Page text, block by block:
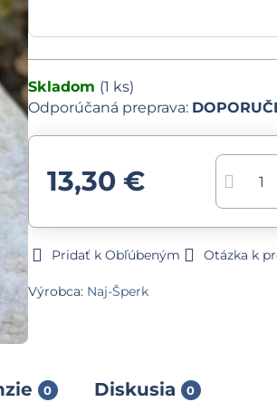
Skladom (1 ks)
13,30 €
Pridať k Obľúbeným Otázka k
Výrobca: Naj-Šperk
0 Diskusia 0